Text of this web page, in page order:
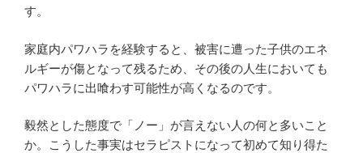
す。
家庭内パワハラを経験すると、被害に遭った子供のエネ
ルギーが傷となって残るため、その後の人生においても
パワハラに出喰わす可能性が高くなるのです。
毅然とした態度で「ノー」が言えない人の何と多いこと
か。こうした事実はセラピストになって初めて知り得た